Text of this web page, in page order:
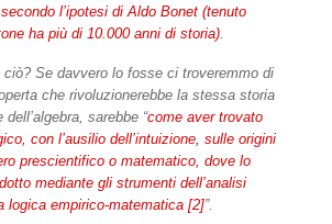
l’ipotesi di Aldo Bonet (tenuto
ha più di 10.000 anni di storia).
ciò? Se davvero lo fosse ci troveremmo di
che rivoluzionerebbe la stessa storia
sarebbe “come aver trovato
con l’ausilio dell’intuizione, sulle origini
prescientifico o matematico, dove lo
mediante gli strumenti dell’analisi
logica empirico-matematica [2]”.